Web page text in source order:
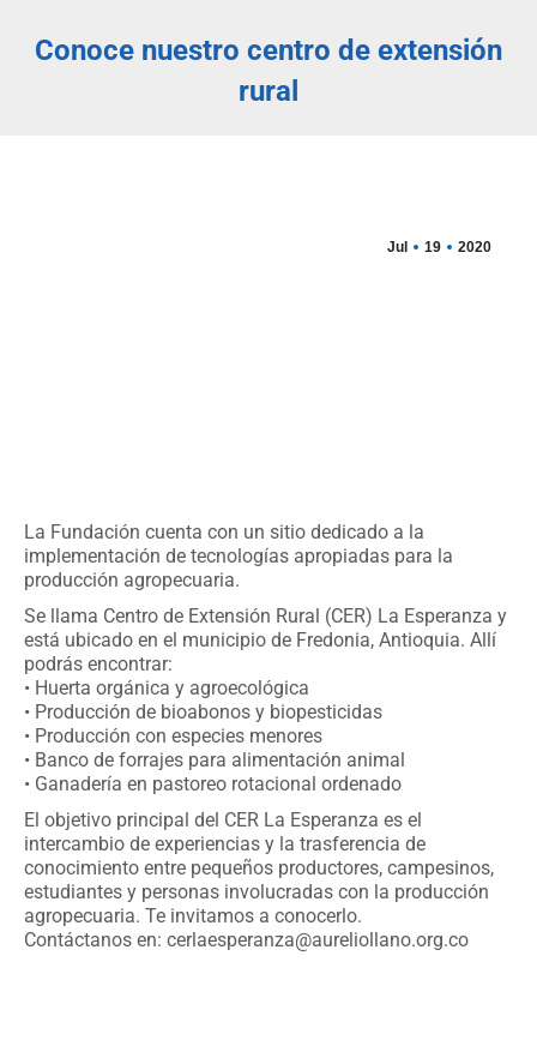
Conoce nuestro centro de extensión
rural
Jul 19 2020
La Fundación cuenta con un sitio dedicado a la
implementación de tecnologías apropiadas para la
producción agropecuaria.
Se llama Centro de Extensión Rural (CER) La Esperanza y
está ubicado en el municipio de Fredonia, Antioquia. Allí
podrás encontrar:
• Huerta orgánica y agroecológica
• Producción de bioabonos y biopesticidas
• Producción con especies menores
• Banco de forrajes para alimentación animal
• Ganadería en pastoreo rotacional ordenado
El objetivo principal del CER La Esperanza es el
intercambio de experiencias y la trasferencia de
conocimiento entre pequeños productores, campesinos,
estudiantes y personas involucradas con la producción
agropecuaria. Te invitamos a conocerlo.
Contáctanos en: cerlaesperanza@aureliollano.org.co